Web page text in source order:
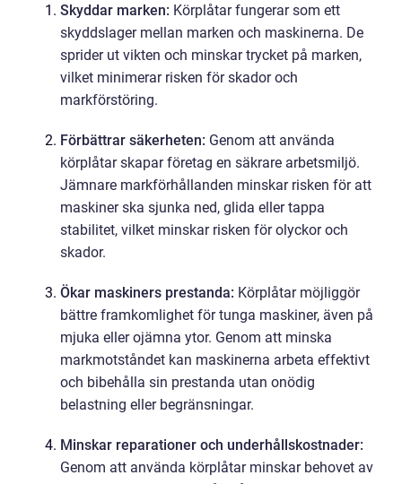
Skyddar marken: Körplåtar fungerar som ett
skyddslager mellan marken och maskinerna. De
sprider ut vikten och minskar trycket på marken,
vilket minimerar risken för skador och
markförstöring.
Förbättrar säkerheten: Genom att använda
körplåtar skapar företag en säkrare arbetsmiljö.
Jämnare markförhållanden minskar risken för att
maskiner ska sjunka ned, glida eller tappa
stabilitet, vilket minskar risken för olyckor och
skador.
Ökar maskiners prestanda: Körplåtar möjliggör
bättre framkomlighet för tunga maskiner, även på
mjuka eller ojämna ytor. Genom att minska
markmotståndet kan maskinerna arbeta effektivt
och bibehålla sin prestanda utan onödig
belastning eller begränsningar.
Minskar reparationer och underhållskostnader:
Genom att använda körplåtar minskar behovet av